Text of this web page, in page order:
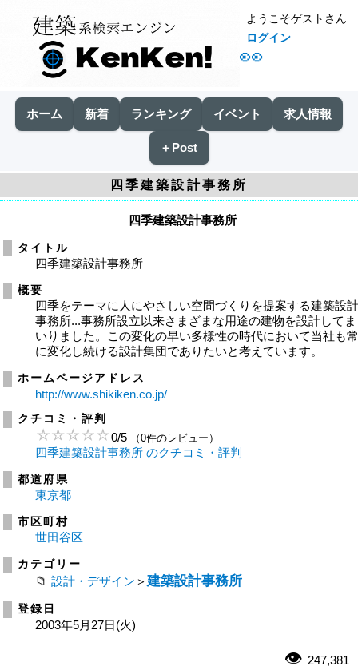
👀
ようこそゲストさん
ログイン
ホーム 新着 ランキング イベント 求人情報
＋Post
四季建築設計事務所
四季建築設計事務所
タイトル
四季建築設計事務所
概要
四季をテーマに人にやさしい空間づくりを提案する建築設
事務所...事務所設立以来さまざまな用途の建物を設計してま
いりました。この変化の早い多様性の時代において当社も
に変化し続ける設計集団でありたいと考えています。
ホームページアドレス
http://www.shikiken.co.jp/
クチコミ・評判
0/5 （0件のレビュー）
四季建築設計事務所 のクチコミ・評判
都道府県
東京都
市区町村
世田谷区
カテゴリー
設計・デザイン ＞ 建築設計事務所
登録日
2003年5月27日(火)
247,381